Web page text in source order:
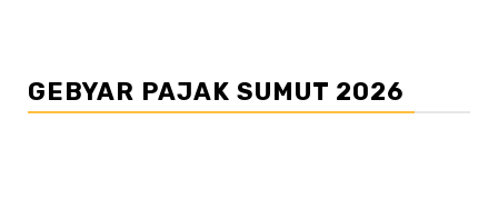
GEBYAR PAJAK SUMUT 2026